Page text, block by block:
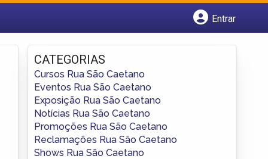
Entrar
Fazer login
Criar conta
CATEGORIAS
Cursos Rua São Caetano
Eventos Rua São Caetano
Exposição Rua São Caetano
Notícias Rua São Caetano
Promoções Rua São Caetano
Reclamações Rua São Caetano
Shows Rua São Caetano